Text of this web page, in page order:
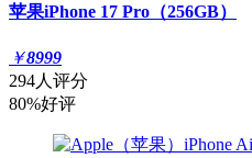
苹果iPhone 17 Pro（256GB）
￥8999
294人评分
80%好评